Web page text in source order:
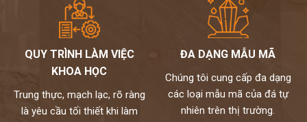
QUY TRÌNH LÀM VIỆC
KHOA HỌC
Trung thực, mạch lạc, rõ ràng
là yêu cầu tối thiết khi làm
ĐA DẠNG MẪU MÃ
Chúng tôi cung cấp đa dạng
các loại mẫu mã của đá tự
nhiên trên thị trường.